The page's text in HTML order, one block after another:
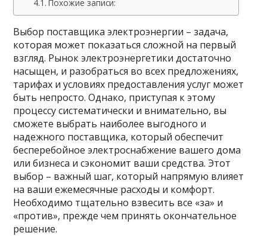
Похожие записи:
Выбор поставщика электроэнергии – задача,
которая может показаться сложной на первый
взгляд. Рынок электроэнергетики достаточно
насыщен, и разобраться во всех предложениях,
тарифах и условиях предоставления услуг может
быть непросто. Однако, приступая к этому
процессу систематически и внимательно, вы
сможете выбрать наиболее выгодного и
надежного поставщика, который обеспечит
бесперебойное электроснабжение вашего дома
или бизнеса и сэкономит ваши средства. Этот
выбор – важный шаг, который напрямую влияет
на ваши ежемесячные расходы и комфорт.
Необходимо тщательно взвесить все «за» и
«против», прежде чем принять окончательное
решение.